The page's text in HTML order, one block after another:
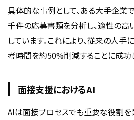
具体的な事例として、ある大手企業
千件の応募書類を分析し、適性の
しています。これにより、従来の人手
考時間を約50%削減することに成功
面接支援におけるAI
AIは面接プロセスでも重要な役割を